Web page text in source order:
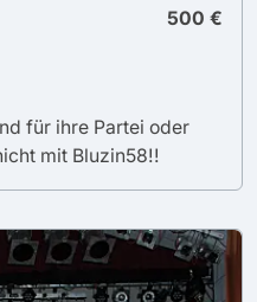
500 €
für ihre Partei oder
mit Bluzin58!!